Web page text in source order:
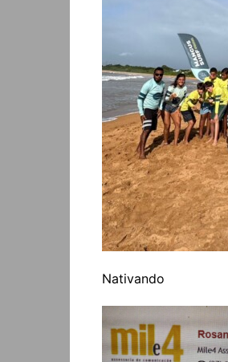
Nativando